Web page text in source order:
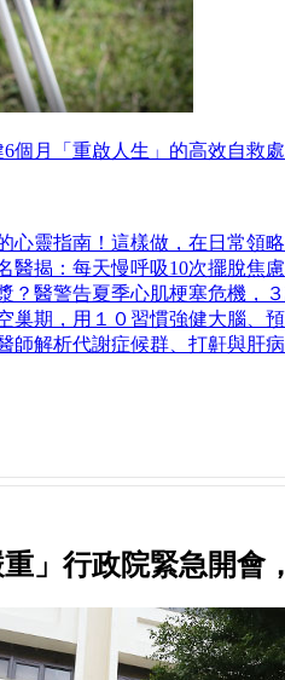
個月「重啟人生」的高效自救
心靈指南！這樣做，在日常領
醫揭：每天慢呼吸10次擺脫焦慮
？醫警告夏季心肌梗塞危機，
巢期，用１０習慣強健大腦、
師解析代謝症候群、打鼾與肝
」行政院緊急開會